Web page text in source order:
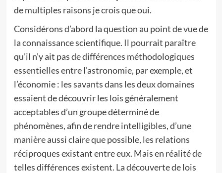
de multiples raisons je crois que oui.
Considérons d’abord la question au point de vue de
la connaissance scientifique. Il pourrait paraître
qu’il n’y ait pas de différences méthodologiques
essentielles entre l’astronomie, par exemple, et
l’économie : les savants dans les deux domaines
essaient de découvrir les lois généralement
acceptables d’un groupe déterminé de
phénomènes, afin de rendre intelligibles, d’une
manière aussi claire que possible, les relations
réciproques existant entre eux. Mais en réalité de
telles différences existent. La découverte de lois